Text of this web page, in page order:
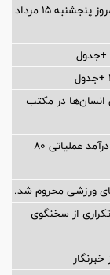
تغییر تند قیمت محصولات ایران‌خودرو و سایپا امروز پنجشنبه ۱۵ مرداد
انسان‌ها در مکتب
تغییر مثبت در عملکرد مالی بانک صادرات ایران/ درآمد عملیاتی 80
ورزشی محروم شد.
از سخنگوی